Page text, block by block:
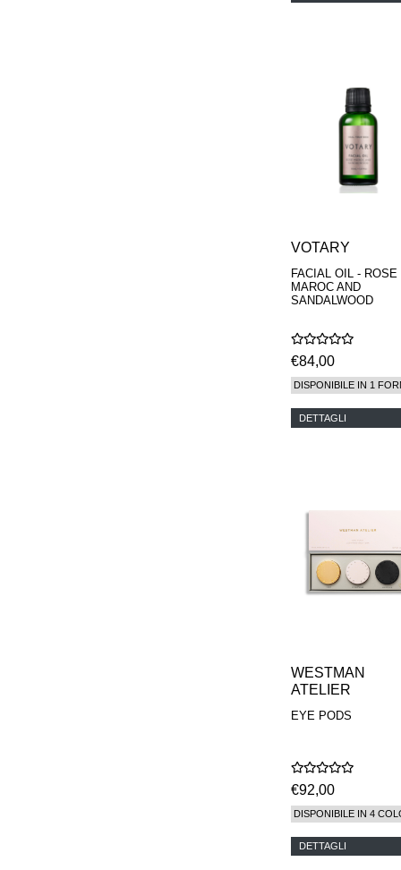
VOTARY
FACIAL OIL - ROSE
MAROC AND
SANDALWOOD
€84,00
DISPONIBILE IN 1
DETTAGLI
WESTMAN
ATELIER
EYE PODS
€92,00
DISPONIBILE IN 4
DETTAGLI